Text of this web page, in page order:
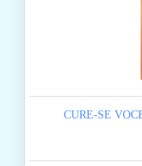
CURE-SE